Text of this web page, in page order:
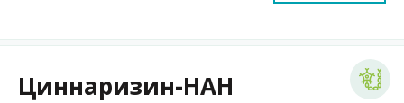
Циннаризин-НАН